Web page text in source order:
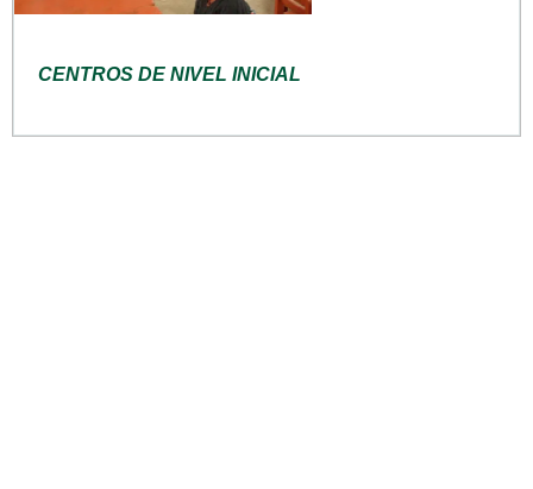
CENTROS DE NIVEL INICIAL